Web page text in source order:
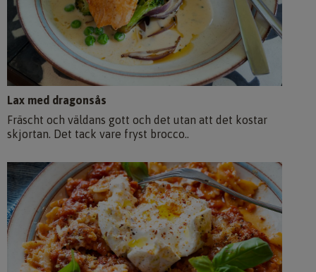
Lax med dragonsås
Fräscht och väldans gott och det utan att det kostar
skjortan. Det tack vare fryst brocco..